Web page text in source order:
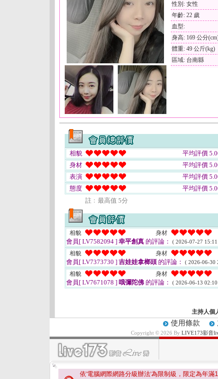
性別: 女性
年齡: 22 歲
血型:
身高: 169 公分
體重: 49 公斤(kg)
區域: 台南縣
相貌
平均評價
身材
平均評價
表演
平均評價
態度
平均評價
註﹕最高值 5分
相貌 身材
會員[ LV7582094 ] 幸平創真 的評論： ( 2026-07-27
相貌 身材
會員[ LV7373730 ] 吉娃娃拿榔頭 的評論： ( 2026-06-30
相貌 身材
會員[ LV7671078 ] 哦彌陀佛 的評論： ( 2026-06-13
主持人個
使用條款
Copyright © 2026 By LIVE173影音
依'電腦網際網路分級辦法'為限制級，限定為年滿